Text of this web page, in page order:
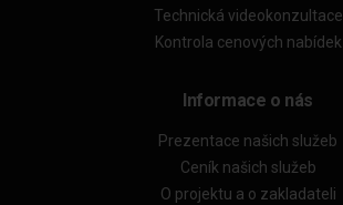
Technická videokonzultace
Kontrola cenových nabídek
Informace o nás
Prezentace našich služeb
Ceník našich služeb
O projektu a o zakladateli